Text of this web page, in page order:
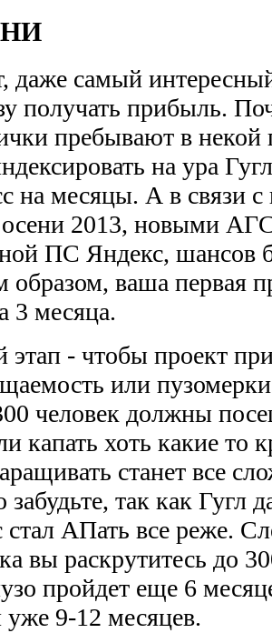
даже самый
получать прибыль.
пребывают в некой
на ура
на месяцы. А в связи
2013, новыми
ПС Яндекс, шансов
образом, ваша первая
3 месяца.
- чтобы проект
или
человек должны
капать хоть какие то
станет все
забудьте, так как Гугл
стал АПать все реже.
вы раскрутитесь до
пройдет еще 6
уже 9-12 месяцев.